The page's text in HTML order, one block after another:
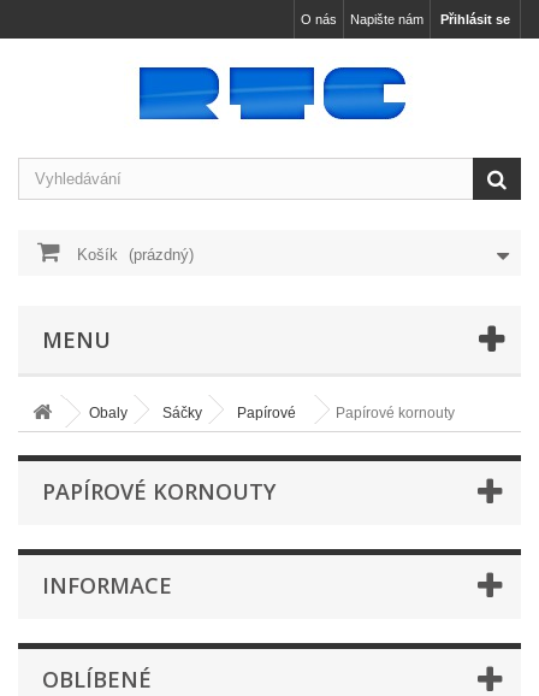
Přihlásit se
Napište nám
O nás
Košík (prázdný)
MENU
Obaly Sáčky Papírové Papírové kornouty
PAPÍROVÉ KORNOUTY
INFORMACE
OBLÍBENÉ